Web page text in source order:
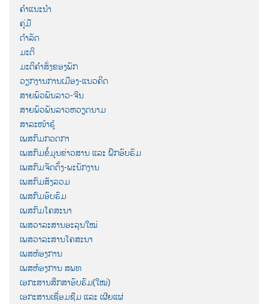
ຄຳແນະນຳ
ຄູ່ມື
ດຳລັດ
ມະຕິ
ມະຕິຄຳສັ່ງຂອງພັກ
ວຽກງານການເມືອງ-ແນວຄິດ
ສາຍພົວພັນລາວ-ຈີນ
ສາຍພົວພັນລາວຫວຽດນາມ
ສາລະໜ້າຮູ້
ເພສກົມກວດກາ
ເພສກົມຂໍ້ມູນຂ່າວສານ ແລະ ຝຶກອົບຮົມ
ເພສກົມຈັດຕັ້ງ-ພະນັກງານ
ເພສກົມສັງລວມ
ເພສກົມອົບຮົມ
ເພສກົມໂຄສະນາ
ເພສວາລະສານອະລຸນໃໝ່
ເພສວາລະສານໂຄສະນາ
ເພສຫ້ອງການ
ເພສຫ້ອງການ ສພທ
ເອກະສານສຶກສາອົບຮົມ(ໃໝ່)
ເອກະສານເຊື່ອມຊືມ ແລະ ເຜີຍແຜ່